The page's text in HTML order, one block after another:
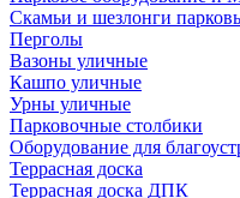
Скамьи и шезлонги
Перголы
Вазоны уличные
Кашпо уличные
Урны уличные
Парковочные столбики
Оборудование для
Террасная доска
Террасная доска ДПК